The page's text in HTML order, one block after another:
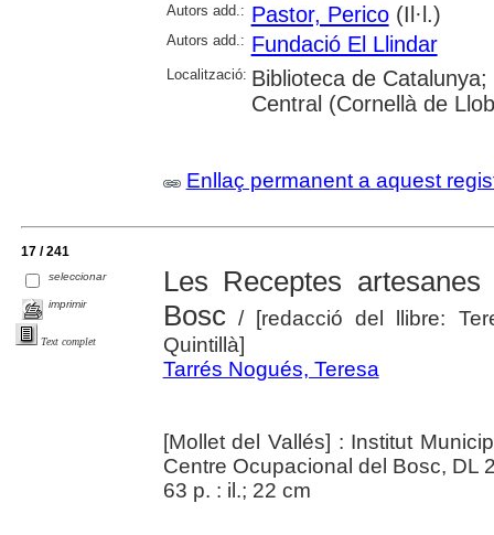
Autors add.: Pastor, Perico(Il·l.)
Autors add.: Fundació El Llindar
Localització: Biblioteca de
Central (Cornellà de
Enllaç permanent a aquest
17 / 241
seleccionar
imprimir
Text complet
Les Receptes
Bosc/ [redacció del llibre:
Quintillà]
Tarrés Nogués, Teresa
[Mollet del Vallés] : Institut
Centre Ocupacional del Bosc, DL
63 p. : il.; 22 cm